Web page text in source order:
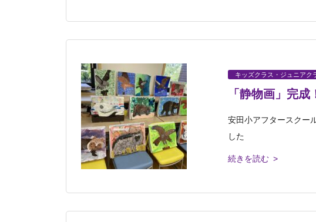
キッズクラス・ジュニアク
「静物画」完
安田小アフタースクー
した
続きを読む >